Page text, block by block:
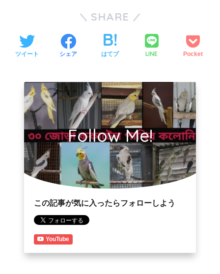
SHARE
ツイート シェア はてブ LINE Pocket
Follow Me!
この記事が気に入ったらフォローしよう
YouTube